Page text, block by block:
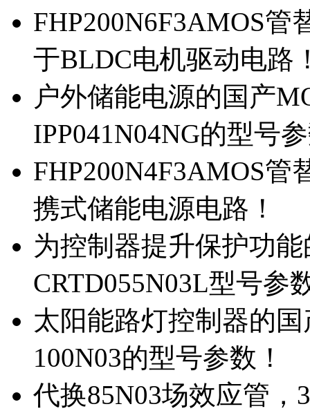
FHP200N6F3AMOS管
于BLDC电机驱动电路
户外储能电源的国产
IPP041N04NG的型号
FHP200N4F3AMOS管
携式储能电源电路！
为控制器提升保护功
CRTD055N03L型号参
太阳能路灯控制器的
100N03的型号参数！
代换85N03场效应管